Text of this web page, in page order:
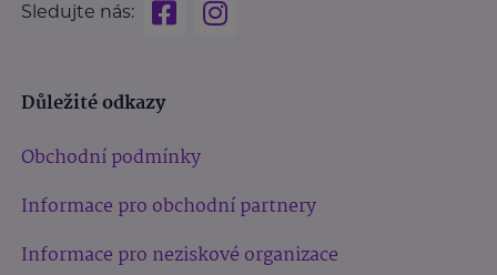
Sledujte nás:
Důležité odkazy
Obchodní podmínky
Informace pro obchodní partnery
Informace pro neziskové organizace